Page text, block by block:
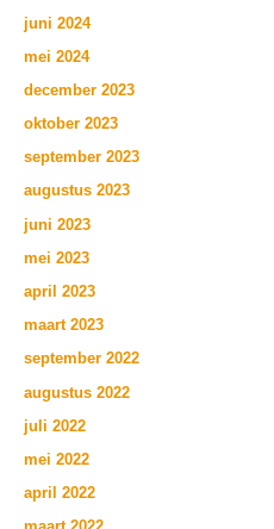
juni 2024
mei 2024
december 2023
oktober 2023
september 2023
augustus 2023
juni 2023
mei 2023
april 2023
maart 2023
september 2022
augustus 2022
juli 2022
mei 2022
april 2022